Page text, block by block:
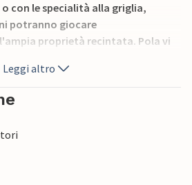
con le specialità alla griglia,
potranno giocare
proprietà recintata. Pola vi
estivi. Vi consigliamo di visitare
di Medulin, Faana e il Parco
Leggi altro